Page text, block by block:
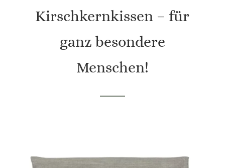
Kirschkernkissen – für
ganz besondere
Menschen!